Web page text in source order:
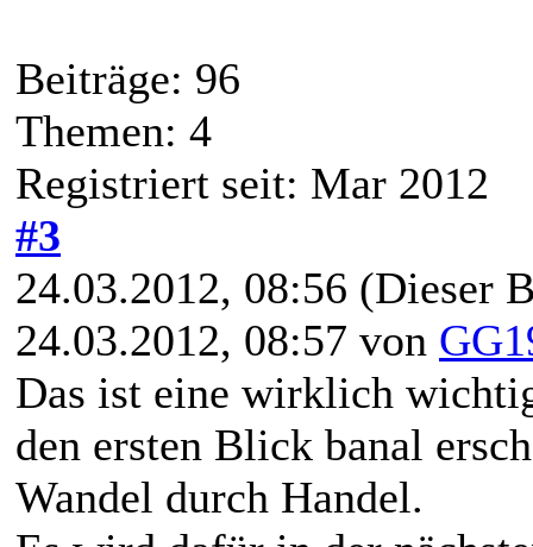
Beiträge: 96
Themen: 4
Registriert seit: Mar 2012
#3
24.03.2012, 08:56 (Dieser
24.03.2012, 08:57 von
Das ist eine wirklich
den ersten Blick banal
Wandel durch Handel.